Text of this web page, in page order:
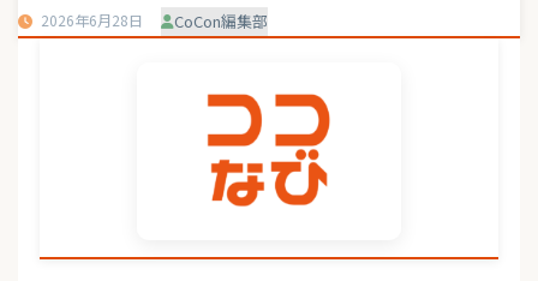
2026年6月28日 CoCon編集部